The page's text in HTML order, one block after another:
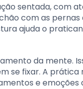
sentada, com
com as pernas
ajuda o
da mente.
se fixar. A
e emoções